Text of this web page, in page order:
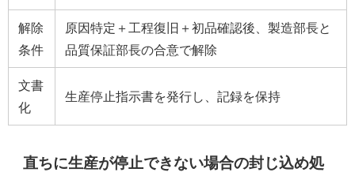
解除
条件
原因特定＋工程復旧＋初品確認後、製造部長と
品質保証部長の合意で解除
文書
化
生産停止指示書を発行し、記録を保持
直ちに生産が停止できない場合の封じ込め処